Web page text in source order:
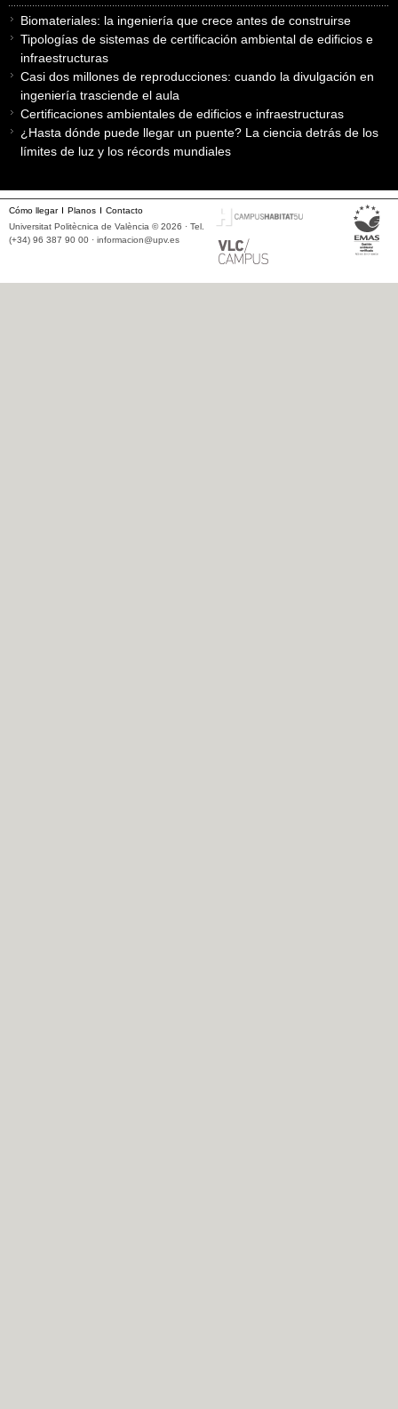
Biomateriales: la ingeniería que crece antes de construirse
Tipologías de sistemas de certificación ambiental de edificios e
infraestructuras
Casi dos millones de reproducciones: cuando la divulgación en
ingeniería trasciende el aula
Certificaciones ambientales de edificios e infraestructuras
¿Hasta dónde puede llegar un puente? La ciencia detrás de los
límites de luz y los récords mundiales
Cómo llegar Planos
Contacto
Universitat Politècnica de València © 2026 · Tel.
(+34) 96 387 90 00 · informacion@upv.es